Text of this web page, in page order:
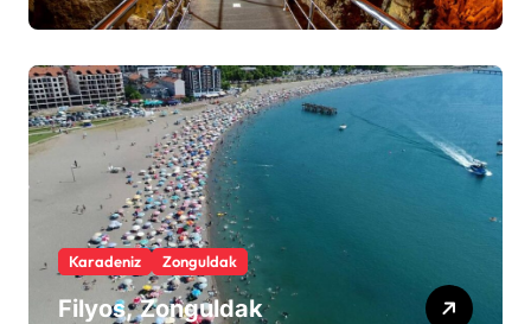
Karadeniz Zonguldak
Filyos, Zonguldak